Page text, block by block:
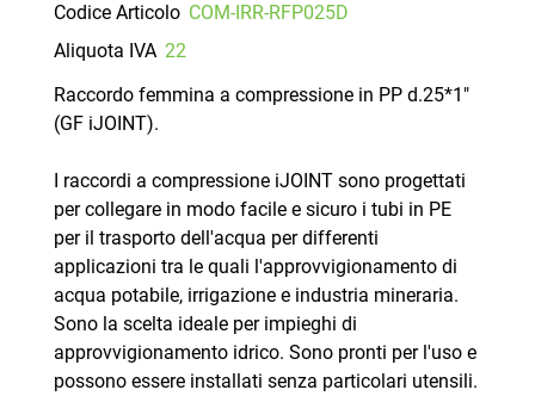
Codice Articolo COM-IRR-RFP025D
Aliquota IVA 22
Raccordo femmina a compressione in PP d.25*1"
(GF iJOINT).
I raccordi a compressione iJOINT sono progettati
per collegare in modo facile e sicuro i tubi in PE
per il trasporto dell'acqua per differenti
applicazioni tra le quali l'approvvigionamento di
acqua potabile, irrigazione e industria mineraria.
Sono la scelta ideale per impieghi di
approvvigionamento idrico. Sono pronti per l'uso e
possono essere installati senza particolari utensili.